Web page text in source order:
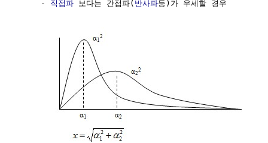
     -
직접파 보다는 간접파( 반사파등)가 우세할 경우